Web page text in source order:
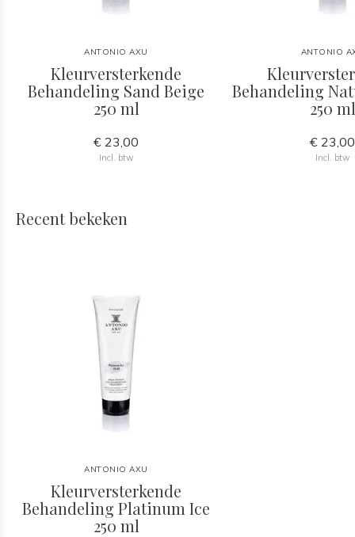
ANTONIO AXU
Kleurversterkende
Behandeling Sand Beige
250 ml
€ 23,00
Incl. btw
ANTONIO
Behandeling
250 ml
€ 23,00
Incl. btw
Recent bekeken
ANTONIO AXU
Kleurversterkende
Behandeling Platinum Ice
250 ml